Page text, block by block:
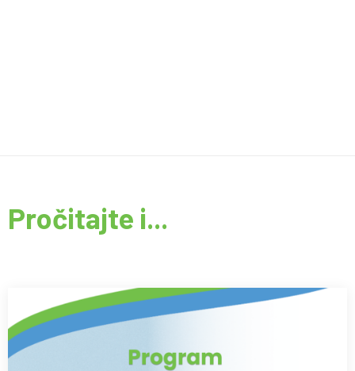
Pročitajte i...